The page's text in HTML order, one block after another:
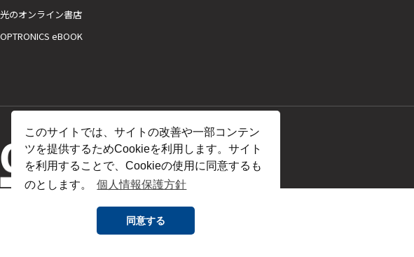
このサイトでは、サイトの改善や一部コンテン
ツを提供するためCookieを利用します。サイト
を利用することで、Cookieの使用に同意するも
のとします。
個人情報保護方針
同意する
光のオンライン書店
OPTRONICS eBOOK